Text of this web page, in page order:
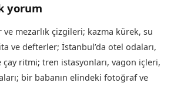
yorum
mezarlık çizgileri; kazma kürek, su
ve defterler; İstanbul’da otel odaları,
ritmi; tren istasyonları, vagon içleri,
bir babanın elindeki fotoğraf ve